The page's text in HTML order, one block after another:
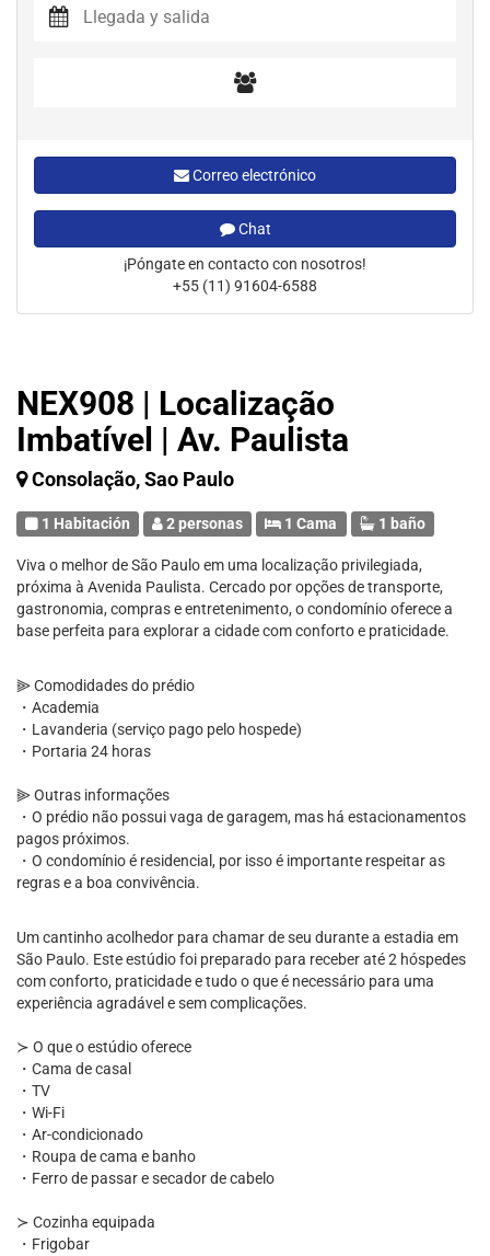
NEX908 | Localização
Imbatível | Av. Paulista
Consolação, Sao Paulo
1 Habitación 2 personas 1 Cama 1 baño
Viva o melhor de São Paulo em uma localização privilegiada,
próxima à Avenida Paulista. Cercado por opções de transporte,
gastronomia, compras e entretenimento, o condomínio oferece a
base perfeita para explorar a cidade com conforto e praticidade.
⫸ Comodidades do prédio
・Academia
・Lavanderia (serviço pago pelo hospede)
・Portaria 24 horas
⫸ Outras informações
・O prédio não possui vaga de garagem, mas há estacionamentos
pagos próximos.
・O condomínio é residencial, por isso é importante respeitar as
regras e a boa convivência.
Um cantinho acolhedor para chamar de seu durante a estadia em
São Paulo. Este estúdio foi preparado para receber até 2 hóspedes
com conforto, praticidade e tudo o que é necessário para uma
experiência agradável e sem complicações.
≻ O que o estúdio oferece
・Cama de casal
・TV
・Wi-Fi
・Ar-condicionado
・Roupa de cama e banho
・Ferro de passar e secador de cabelo
≻ Cozinha equipada
・Frigobar
Correo electrónico
Chat
¡Póngate en contacto con nosotros!
+55 (11) 91604-6588